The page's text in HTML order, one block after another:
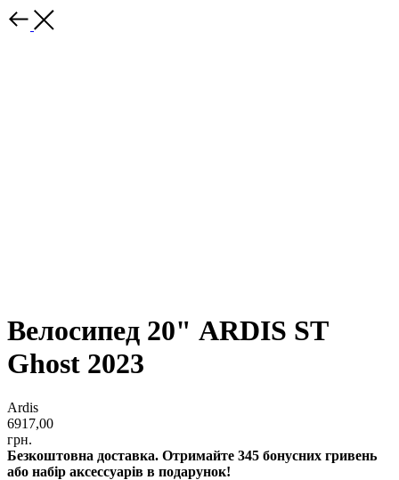
Велосипед 20" ARDIS ST
Ghost 2023
Ardis
6917,00
грн.
Безкоштовна доставка. Отримайте 345 бонусних гривень
або набір аксессуарів в подарунок!